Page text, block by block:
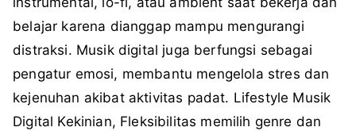
belajar karena dianggap mampu mengurangi
distraksi. Musik digital juga berfungsi sebagai
pengatur emosi, membantu mengelola stres dan
kejenuhan akibat aktivitas padat. Lifestyle Musik
Digital Kekinian, Fleksibilitas memilih genre dan